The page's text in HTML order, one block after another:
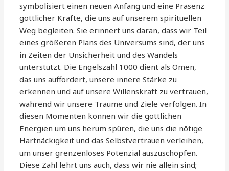
symbolisiert einen neuen Anfang und eine Präsenz
göttlicher Kräfte, die uns auf unserem spirituellen
Weg begleiten. Sie erinnert uns daran, dass wir Teil
eines größeren Plans des Universums sind, der uns
in Zeiten der Unsicherheit und des Wandels
unterstützt. Die Engelszahl 1000 dient als Omen,
das uns auffordert, unsere innere Stärke zu
erkennen und auf unsere Willenskraft zu vertrauen,
während wir unsere Träume und Ziele verfolgen. In
diesen Momenten können wir die göttlichen
Energien um uns herum spüren, die uns die nötige
Hartnäckigkeit und das Selbstvertrauen verleihen,
um unser grenzenloses Potenzial auszuschöpfen.
Diese Zahl lehrt uns auch, dass wir nie allein sind;